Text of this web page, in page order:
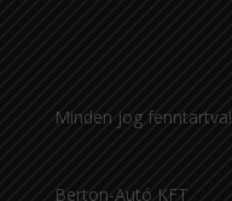
Minden jog fenntartva!
Berton-Autó KFT